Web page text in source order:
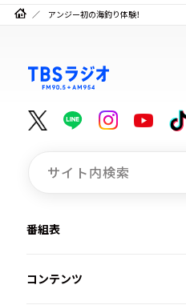
アンジー初の海釣り体験！
番組表
コンテンツ